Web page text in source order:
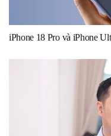
iPhone 18 Pro và iPhone